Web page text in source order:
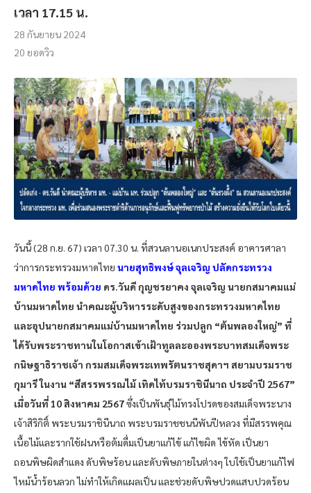
เวลา 17.15 น.
28 กันยายน 2024
20 ยอดวิว
วันนี้ (28 ก.ย. 67) เวลา 07.30 น. ที่สวนลานอเนกประสงค์ อาคารศาลา
ว่าการกระทรวงมหาดไทย นายสุทธิพงษ์ จุลเจริญ ปลัดกระทรวง
มหาดไทย พร้อมด้วย ดร.วันดี กุญชรยาคง จุลเจริญ นายกสมาคมแม่
บ้านมหาดไทย นำคณะผู้บริหารระดับสูงของกระทรวงมหาดไทย
และอุปนายกสมาคมแม่บ้านมหาดไทย ร่วมปลูก “ต้นพลองใหญ่” ที่
ได้รับพระราชทานในโอกาสเข้าเฝ้าทูลละอองพระบาทสมเด็จพระ
กนิษฐาธิราชเจ้า กรมสมเด็จพระเทพรัตนราชสุดาฯ สยามบรมราช
กุมารี ในงาน “สีสรรพรรณไม้ เทิดไท้บรมราชินีนาถ ประจำปี 2567”
เมื่อวันที่ 10 สิงหาคม 2567ซึ่งเป็นพันธุ์ไม้ทรงโปรดของสมเด็จพระนาง
เจ้าสิริกิติ์ พระบรมราชินีนาถ พระบรมราชชนนีพันปีหลวง ที่มีสรรพคุณ
เนื้อไม้และรากใช้ฝนหรือต้มดื่มเป็นยาแก้ไข้ แก้ไขผิด ไข้หัด เป็นยา
ถอนพิษผิดสำแดง ดับพิษร้อน และดับพิษภายในต่างๆ ใบใช้เป็นยาแก้ไฟ
ไหม้น้ำร้อนลวก ไม่ทำให้เกิดแผลเป็น และช่วยดับพิษปวดแสบปวดร้อน